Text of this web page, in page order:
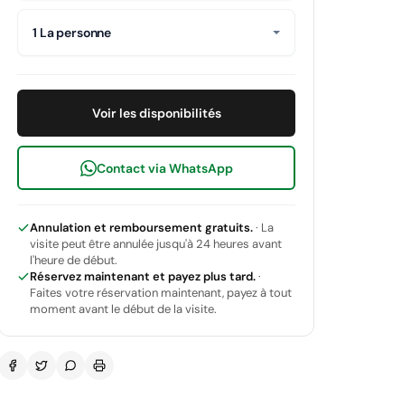
1 La personne
Voir les disponibilités
Contact via WhatsApp
Annulation et remboursement gratuits.· La
visite peut être annulée jusqu'à 24 heures avant
l'heure de début.
Réservez maintenant et payez plus tard.·
Faites votre réservation maintenant, payez à tout
moment avant le début de la visite.